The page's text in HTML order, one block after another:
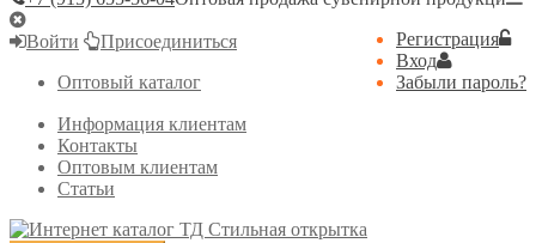
Регистрация
Вход
Забыли пароль?
Войти
Присоединиться
Оптовый каталог
Информация клиентам
Контакты
Оптовым клиентам
Статьи